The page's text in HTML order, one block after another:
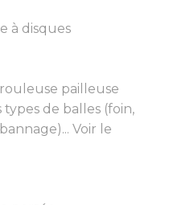
à disques
pailleuse
de balles (foin,
Voir le